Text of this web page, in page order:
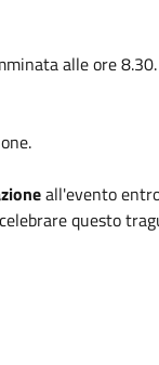
alle ore
all'evento
questo